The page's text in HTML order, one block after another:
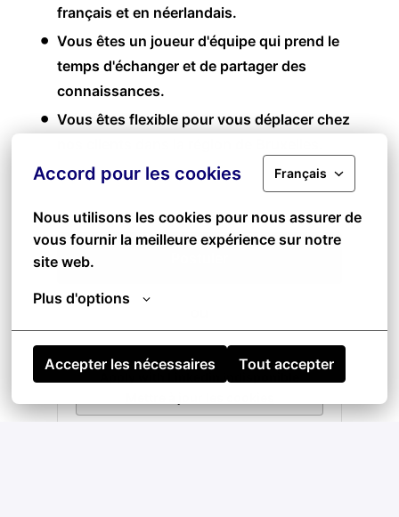
Accord pour les cookies Français
Nous utilisons les cookies pour nous assurer de
vous fournir la meilleure expérience sur notre
site web.
Plus d'options
Accepter les nécessaires Tout accepter
français et en néerlandais.
Vous êtes un joueur d'équipe qui prend le
temps d'échanger et de partager des
connaissances.
Vous êtes flexible pour vous déplacer chez
indisponible